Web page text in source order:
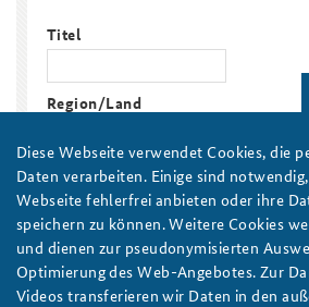
Titel
Region/Land
Thema
Veröffentlichungsjahr
Veröffentlichungsjahr
Jahr
Autor/in
Diese Webseite verwendet Cookies, die
Daten verarbeiten. Einige sind
Webseite fehlerfrei anbieten oder ihre
speichern zu können. Weitere Cookies
und dienen zur pseudonymisierten
Optimierung des Web-Angebotes. Zur
Videos transferieren wir Daten in den